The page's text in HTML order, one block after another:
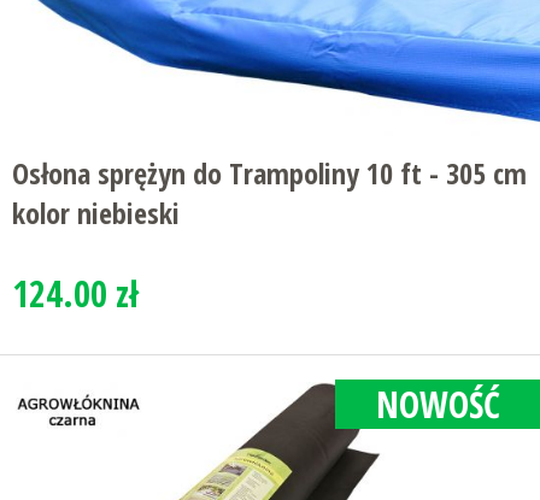
Osłona sprężyn do Trampoliny 10 ft - 305 cm
kolor niebieski
124.00 zł
NOWOŚĆ